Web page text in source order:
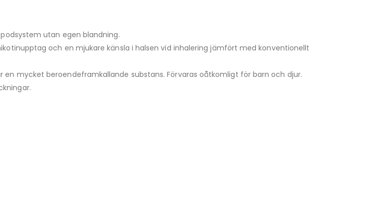
utan egen blandning.
och en mjukare känsla i halsen vid inhalering jämfört med konventionellt
en mycket beroendeframkallande substans. Förvaras oåtkomligt för barn och djur.